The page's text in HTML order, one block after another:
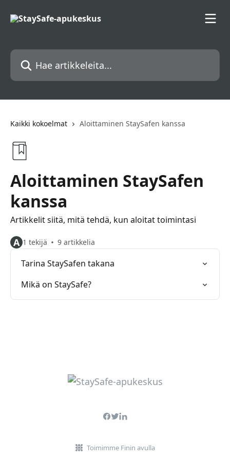
Hae artikkeleita...
Kaikki kokoelmat Aloittaminen StaySafen kanssa
Aloittaminen StaySafen
kanssa
Artikkelit siitä, mitä tehdä, kun aloitat toimintasi
A 1 tekijä 9 artikkelia
Tarina StaySafen takana
Mikä on StaySafe?
Toimimme Finin avulla